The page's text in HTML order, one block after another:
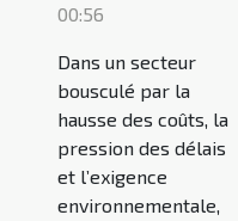
00:56
Dans un secteur
bousculé par la
hausse des coûts, la
pression des délais
et l’exigence
environnementale,